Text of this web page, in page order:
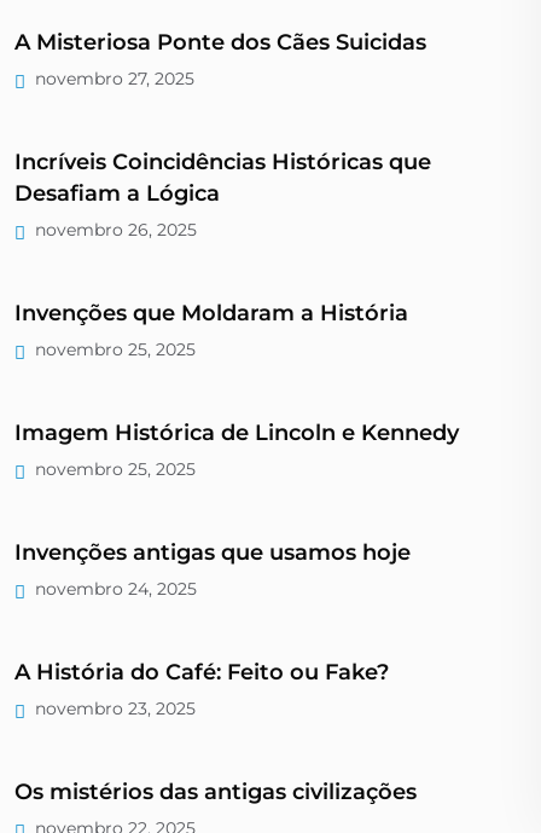
A Misteriosa Ponte dos Cães Suicidas
novembro 27, 2025
Incríveis Coincidências Históricas que
Desafiam a Lógica
novembro 26, 2025
Invenções que Moldaram a História
novembro 25, 2025
Imagem Histórica de Lincoln e Kennedy
novembro 25, 2025
Invenções antigas que usamos hoje
novembro 24, 2025
A História do Café: Feito ou Fake?
novembro 23, 2025
Os mistérios das antigas civilizações
novembro 22, 2025